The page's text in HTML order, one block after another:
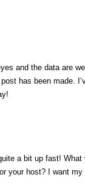
and the data are
has been made.
a bit up fast! What
your host? I want